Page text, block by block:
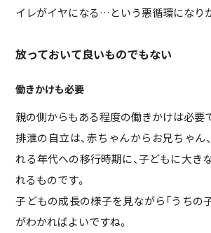
イレがイヤになる…という悪循環になり
放っておいて良いものでもない
働きかけも必要
親の側からもある程度の働きかけは必要
排泄の自立は、赤ちゃんからお兄ちゃん
れる年代への移行時期に、子どもに大き
れるものです。
子どもの成長の様子を見ながら「うちの
がわかればよいですね。